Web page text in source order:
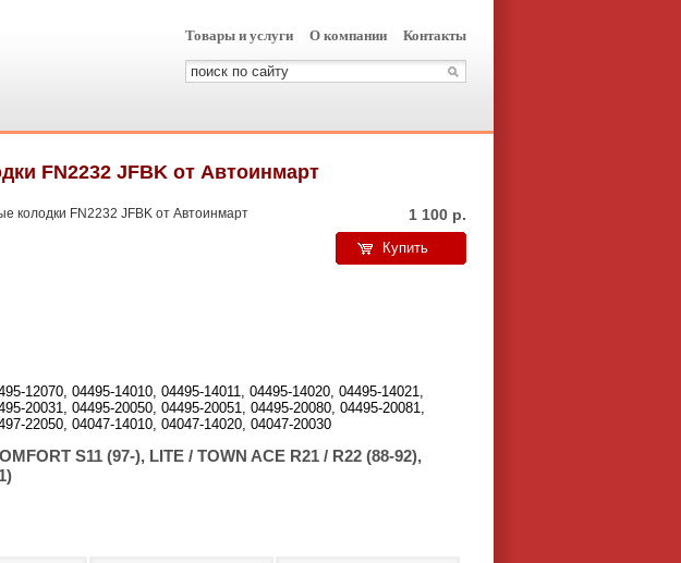
Товары и услуги О компании Контакты
FN2232 JFBK от Автоинмарт
колодки FN2232 JFBK от Автоинмарт 1 100 р.
Купить
12070, 04495-14010, 04495-14011, 04495-14020, 04495-14021,
20031, 04495-20050, 04495-20051, 04495-20080, 04495-20081,
22050, 04047-14010, 04047-14020, 04047-20030
S11 (97-), LITE / TOWN ACE R21 / R22 (88-92),